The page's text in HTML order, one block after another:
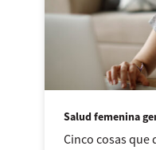
Salud femenina
Cinco cosas